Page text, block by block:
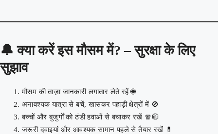
🔔 क्या करें इस मौसम में? – सुरक्षा के लिए
सुझाव
मौसम की ताज़ा जानकारी लगातार लेते रहें 🌐
अनावश्यक यात्रा से बचें, खासकर पहाड़ी क्षेत्रों में 🚫
बच्चों और बुजुर्गों को ठंडी हवाओं से बचाकर रखें 🧣🧥
जरूरी दवाइयां और आवश्यक सामान पहले से तैयार रखें 💊